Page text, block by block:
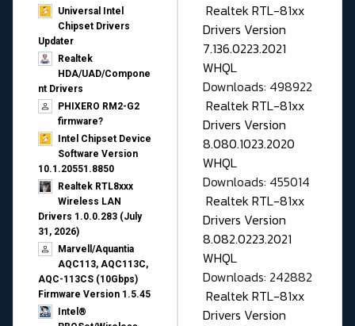
Universal Intel
Chipset Drivers
Updater​
Realtek
HDA/UAD/Compone
nt Drivers
PHIXERO RM2-G2
firmware?
Intel Chipset Device
Software Version
10.1.20551.8850
Realtek RTL8xxx
Wireless LAN
Drivers 1.0.0.283 (July
31, 2026)
Marvell/Aquantia
AQC113, AQC113C,
AQC-113CS (10Gbps)
Firmware Version 1.5.45
Intel®
Realtek RTL-81xx
Drivers Version
7.136.0223.2021
WHQL
Downloads: 498922
Realtek RTL-81xx
Drivers Version
8.080.1023.2020
WHQL
Downloads: 455014
Realtek RTL-81xx
Drivers Version
8.082.0223.2021
WHQL
Downloads: 242882
Realtek RTL-81xx
Drivers Version